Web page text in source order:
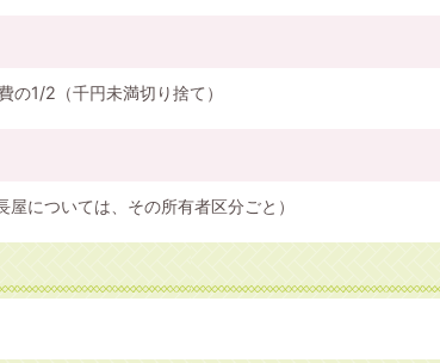
の1/2（千円未満切り捨て）
については、その所有者区分ごと）